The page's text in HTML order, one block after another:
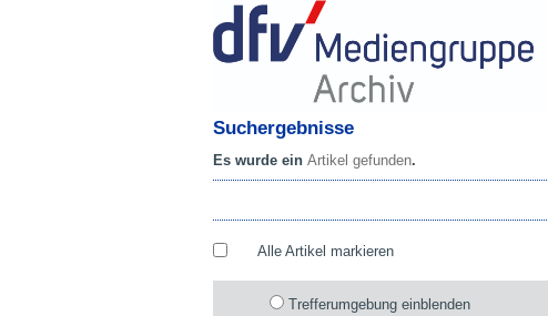
Suchergebnisse
Es wurde ein Artikel gefunden.
Alle Artikel markieren
Trefferumgebung einblenden